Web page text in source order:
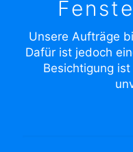
Unsere Aufträge
Dafür ist jedoch
Besichtigung